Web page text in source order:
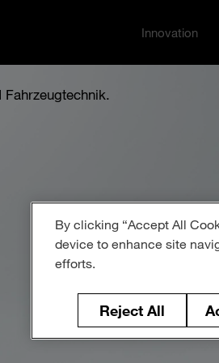
Toggle
Innovation
By clicking “Accept All
device to enhance site
efforts.
Reject All